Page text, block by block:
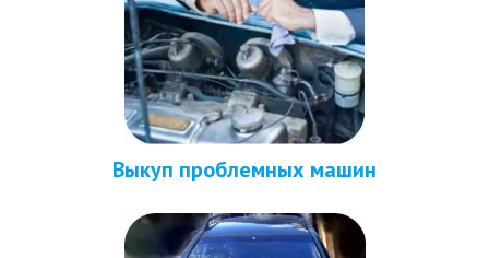
Выкуп проблемных машин